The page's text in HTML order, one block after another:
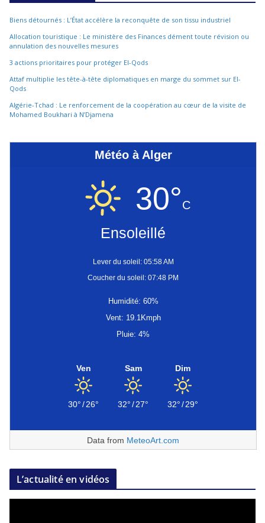
Biens détournés : L’État accélère la reconquête de son tissu industriel
Allocation touristique : Le ministère des Finances dément toute révision ou
annulation des nouvelles mesures
3 actions prioritaires pour protéger El-Qods
Attaf multiplie les tête-à-tête diplomatiques en marge du sommet sur El-
Qods
Algérie-Tchad : Le renforcement de la coopération au cœur de la visite de
Mohamed Boukhari à N’Djamena
Météo à Alger
30°C
Ensoleillé
Lever du soleil: 05:58 AM
Coucher du soleil: 07:48 PM
Humidité: 60%
Vent: 19.1Kmph
Pluie: 4%
Ven
30°/26°
Sam
32°/27°
Dim
32°/29°
Data from MeteoArt.com
L’actualité en vidéos